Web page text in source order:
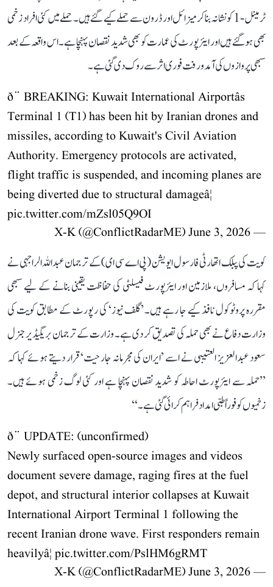
ٹرمینل-1 کو نشانہ بنا کر میزائل اور ڈرون سے حملے کیے گئے ہیں۔ حملے میں کئی افراد زخمی
بھی ہو گئے ہیں اور ایئرپورٹ کی عمارت کو بھی شدید نقصان پہنچا ہے۔ اس واقعہ کے بعد
سبھی پروازوں کی آمد و رفت فوری اثر سے روک دی گئی ہے۔
ð¨ BREAKING: Kuwait International Airportâs
Terminal 1 (T1) has been hit by Iranian drones and
missiles, according to Kuwait's Civil Aviation
Authority. Emergency protocols are activated,
flight traffic is suspended, and incoming planes are
being diverted due to structural damageâ¦
pic.twitter.com/mZsl05Q9OI
— X-K (@ConflictRadarME)
June 3, 2026
کویت کی پبلک اتھارٹی فار سول ایویشن (پی اے سی ای) کے ترجمان عبداللہ الراجہی نے
کہا کہ مسافروں، ملازمین اور ایئرپورٹ فیسلٹی کی حفاظت یقینی بنانے کے لیے سبھی
مقررہ پروٹوکول نافذ کیے جا رہے ہیں۔ ’گلف نیوز‘ کی رپورٹ کے مطابق کویت کی
وزارت دفاع نے بھی حملہ کی تصدیق کر دی ہے۔ وزارت کے ترجمان بریگیڈیر جنرل
سعود عبدالعزیز العتیبی نے اسے ’ایران کی مجرمانہ جارحیت‘ قرار دیتے ہوئے کہا کہ
’’حملہ سے ایئرپورٹ احاطہ کو شدید نقصان پہنچا ہے اور کئی لوگ زخمی ہوئے ہیں۔
زخمیوں کو فوراً طبی امداد فراہم کرائی گئی ہے۔‘‘
ð¨ UPDATE: (unconfirmed)
Newly surfaced open-source images and videos
document severe damage, raging fires at the fuel
depot, and structural interior collapses at Kuwait
International Airport Terminal 1 following the
recent Iranian drone wave. First responders remain
heavilyâ¦ pic.twitter.com/PslHM6gRMT
— X-K (@ConflictRadarME)
June 3, 2026